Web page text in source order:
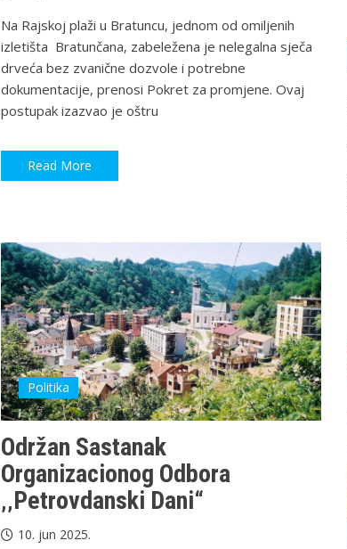
Na Rajskoj plaži u Bratuncu, jednom od omiljenih
izletišta Bratunčana, zabeležena je nelegalna sječa
drveća bez zvanične dozvole i potrebne
dokumentacije, prenosi Pokret za promjene. Ovaj
postupak izazvao je oštru
Read More
Politika
Održan Sastanak
Organizacionog Odbora
‚‚Petrovdanski Dani“
10. jun 2025.